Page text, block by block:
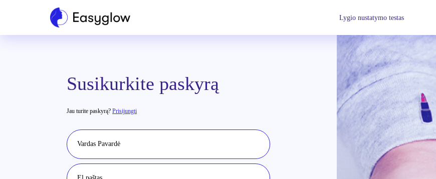
Lygio nustatymo testas
Susikurkite paskyrą
Jau turite paskyrą? Prisijungti